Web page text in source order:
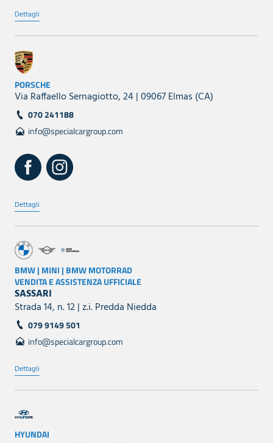
Dettagli
PORSCHE
Via Raffaello Sernagiotto, 24 | 09067 Elmas (CA)
070 241188
info@specialcargroup.com
Dettagli
BMW | MINI | BMW MOTORRAD
VENDITA E ASSISTENZA UFFICIALE
SASSARI
Strada 14, n. 12 | z.i. Predda Niedda
079 9149 501
info@specialcargroup.com
Dettagli
HYUNDAI